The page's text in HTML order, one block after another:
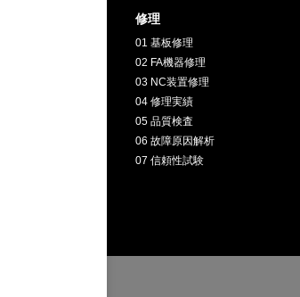
お客様インタビュー
採用情報
修理
01 基板修理
02 FA機器修理
03 NC装置修理
04 修理実績
05 品質検査
06 故障原因解析
07 信頼性試験